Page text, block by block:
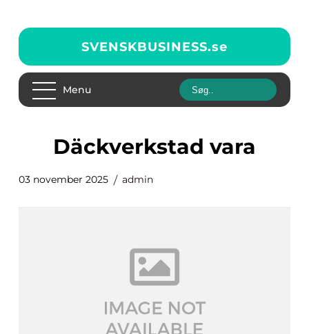
SVENSKBUSINESS.se
Menu
däckverkstad vara
03 november 2025 admin